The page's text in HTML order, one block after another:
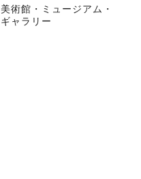
美術館・ミュージアム・
ギャラリー